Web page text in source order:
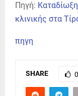
Πηγή:
κλινικής στα
πηγη
SHARE 0